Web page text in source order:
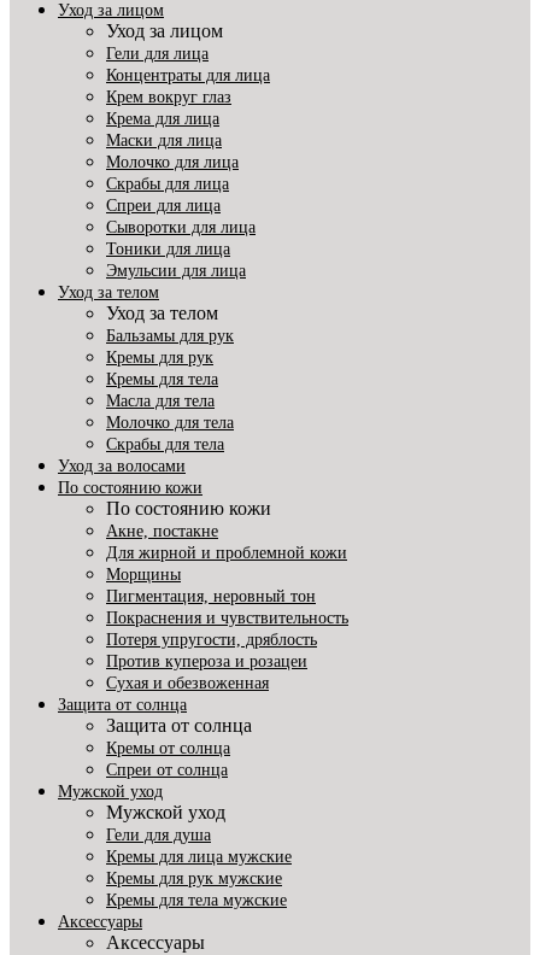
Уход за лицом
Уход за лицом
Гели для лица
Концентраты для лица
Крем вокруг глаз
Крема для лица
Маски для лица
Молочко для лица
Скрабы для лица
Спреи для лица
Сыворотки для лица
Тоники для лица
Эмульсии для лица
Уход за телом
Уход за телом
Бальзамы для рук
Кремы для рук
Кремы для тела
Масла для тела
Молочко для тела
Скрабы для тела
Уход за волосами
По состоянию кожи
По состоянию кожи
Акне, постакне
Для жирной и проблемной кожи
Морщины
Пигментация, неровный тон
Покраснения и чувствительность
Потеря упругости, дряблость
Против купероза и розацеи
Сухая и обезвоженная
Защита от солнца
Защита от солнца
Кремы от солнца
Спреи от солнца
Мужской уход
Мужской уход
Гели для душа
Кремы для лица мужские
Кремы для рук мужские
Кремы для тела мужские
Аксессуары
Аксессуары